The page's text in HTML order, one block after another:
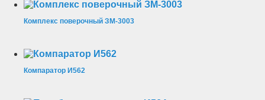
Комплекс поверочный ЗМ-3003
Компаратор И562